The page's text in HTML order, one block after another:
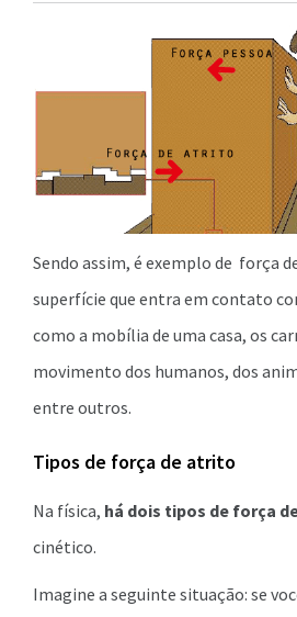
Sendo assim, é exemplo de força
superfície que entra em contato
como a mobília de uma casa, os
movimento dos humanos, dos
entre outros.
Tipos de força de atrito
Na física, há dois tipos de força
cinético.
Imagine a seguinte situação: se